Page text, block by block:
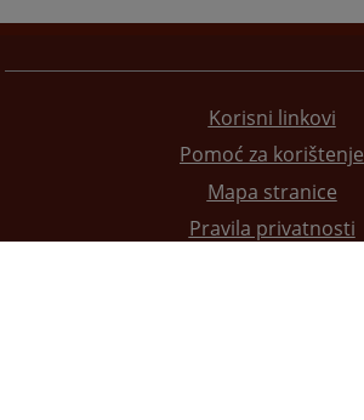
Korisni linkovi
Pomoć za korištenje
Mapa stranice
Pravila privatnosti